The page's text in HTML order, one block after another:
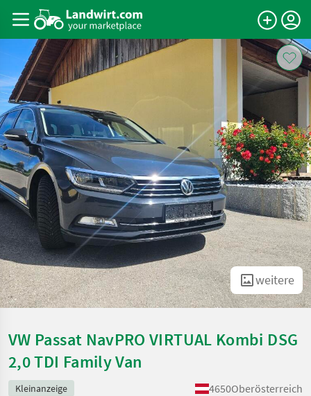
weitere
VW Passat NavPRO VIRTUAL Kombi DSG
2,0 TDI Family Van
Kleinanzeige 4650Oberösterreich